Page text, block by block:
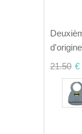
21.50 €